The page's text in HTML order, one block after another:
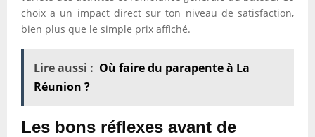
choix a un impact direct sur ton niveau de satisfaction,
bien plus que le simple prix affiché.
Lire aussi : Où faire du parapente à La
Réunion ?
Les bons réflexes avant de